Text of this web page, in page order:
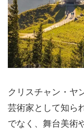
クリスチャン・ヤ
芸術家として知ら
でなく、舞台美術